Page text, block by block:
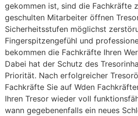
gekommen ist, sind die Fachkräfte
geschulten Mitarbeiter öffnen
Sicherheitsstufen möglichst
Fingerspitzengefühl und
bekommen die Fachkräfte Ihren
Dabei hat der Schutz des
Priorität. Nach erfolgreicher
Fachkräfte Sie auf Wden
Ihren Tresor wieder voll
wann gegebenenfalls ein neues